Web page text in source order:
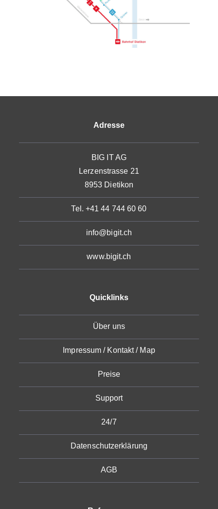
Adresse
BIG IT AG
Lerzenstrasse 21
8953 Dietikon
Tel. +41 44 744 60 60
info@bigit.ch
www.bigit.ch
Quicklinks
Über uns
Impressum / Kontakt / Map
Preise
Support
24/7
Datenschutzerklärung
AGB